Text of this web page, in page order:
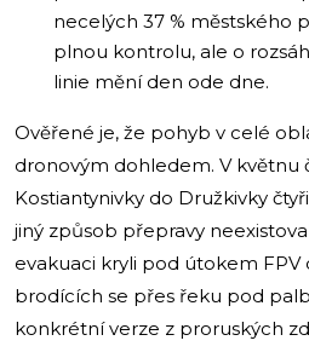
necelých 37 % městského
plnou kontrolu, ale o
linie mění den ode dne.
Ověřené je, že pohyb v celé
dronovým dohledem. V květnu
Kostiantynivky do Družkivky
jiný způsob přepravy
evakuaci kryli pod útokem FPV
brodících se přes řeku pod
konkrétní verze z proruských